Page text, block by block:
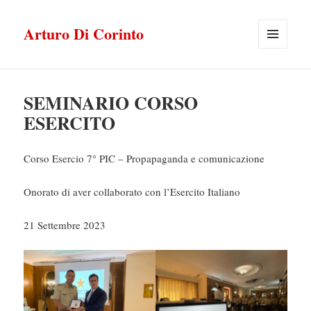
Arturo Di Corinto
SEMINARIO CORSO
ESERCITO
Corso Esercio 7° PIC – Propapaganda e comunicazione
Onorato di aver collaborato con l’Esercito Italiano
21 Settembre 2023